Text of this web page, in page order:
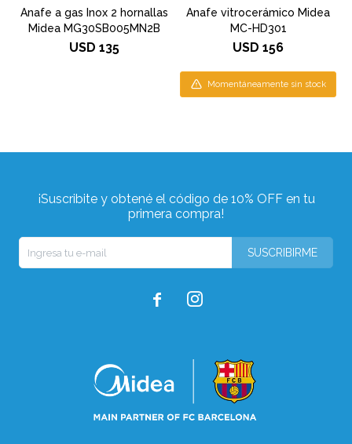
Anafe a gas Inox 2 hornallas
Midea MG30SB005MN2B
USD 135
Anafe vitrocerámico Midea
MC-HD301
USD 156
Momentáneamente sin stock
¡Suscribite y obtené el código de 10% OFF en tu
primera compra!
SUSCRIBIRME
 